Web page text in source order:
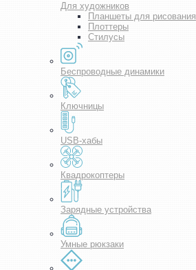
Для художников
Планшеты для рисования
Плоттеры
Стилусы
Беспроводные динамики
Ключницы
USB-хабы
Квадрокоптеры
Зарядные устройства
Умные рюкзаки